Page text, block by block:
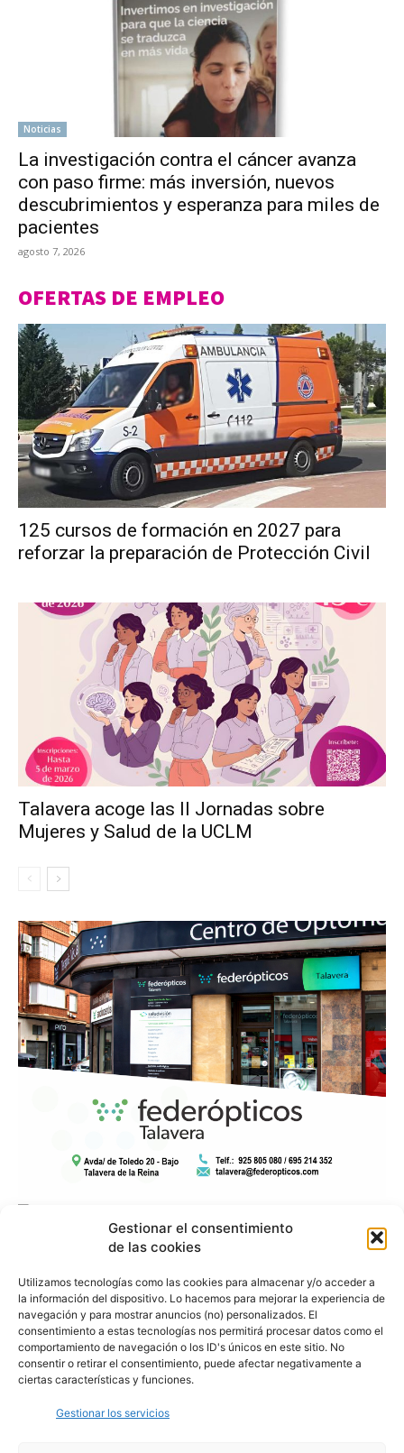
Gestionar el consentimiento
de las cookies
Utilizamos tecnologías como las cookies para almacenar y/o acceder a
la información del dispositivo. Lo hacemos para mejorar la experiencia de
navegación y para mostrar anuncios (no) personalizados. El
consentimiento a estas tecnologías nos permitirá procesar datos como el
comportamiento de navegación o los ID's únicos en este sitio. No
consentir o retirar el consentimiento, puede afectar negativamente a
ciertas características y funciones.
Gestionar los servicios
Noticias
La investigación contra el cáncer avanza
con paso firme: más inversión, nuevos
descubrimientos y esperanza para miles de
pacientes
agosto 7, 2026
OFERTAS DE EMPLEO
125 cursos de formación en 2027 para
reforzar la preparación de Protección Civil
Talavera acoge las II Jornadas sobre
Mujeres y Salud de la UCLM